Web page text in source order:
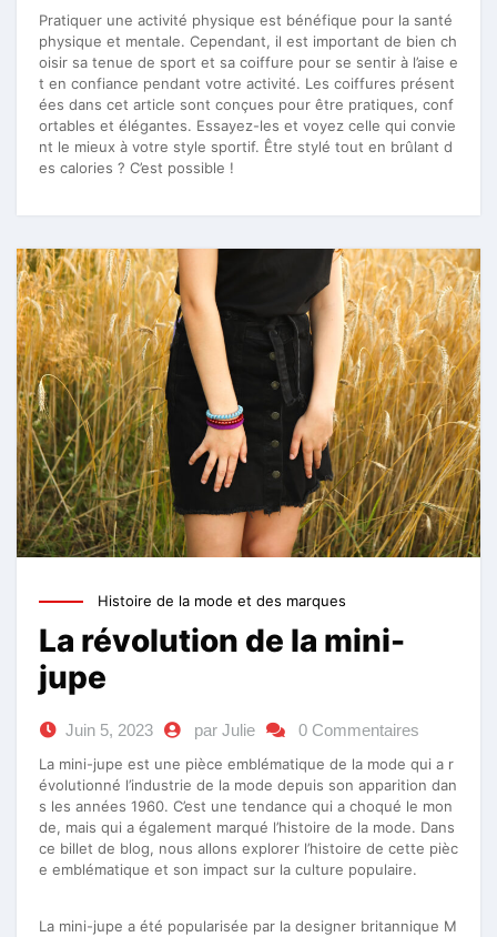
Pratiquer une activité physique est bénéfique pour la santé
physique et mentale. Cependant, il est important de bien ch
oisir sa tenue de sport et sa coiffure pour se sentir à l’aise e
t en confiance pendant votre activité. Les coiffures présent
ées dans cet article sont conçues pour être pratiques, conf
ortables et élégantes. Essayez-les et voyez celle qui convie
nt le mieux à votre style sportif. Être stylé tout en brûlant d
es calories ? C’est possible !
Histoire de la mode et des marques
La révolution de la mini-
jupe
Juin 5, 2023 par Julie 0 Commentaires
La mini-jupe est une pièce emblématique de la mode qui a r
évolutionné l’industrie de la mode depuis son apparition dan
s les années 1960. C’est une tendance qui a choqué le mon
de, mais qui a également marqué l’histoire de la mode. Dans
ce billet de blog, nous allons explorer l’histoire de cette pièc
e emblématique et son impact sur la culture populaire.
La mini-jupe a été popularisée par la designer britannique M